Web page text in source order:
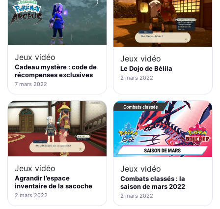
Jeux vidéo
Cadeau mystère : code de
récompenses exclusives
7 mars 2022
Jeux vidéo
Le Dojo de Bélila
2 mars 2022
Jeux vidéo
Agrandir l’espace
inventaire de la sacoche
2 mars 2022
Jeux vidéo
Combats classés : la
saison de mars 2022
2 mars 2022